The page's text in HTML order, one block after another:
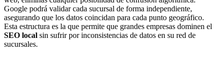
Google podrá validar cada sucursal de forma independiente,
asegurando que los datos coincidan para cada punto geográfico.
Esta estructura es la que permite que grandes empresas dominen el
SEO local sin sufrir por inconsistencias de datos en su red de
sucursales.